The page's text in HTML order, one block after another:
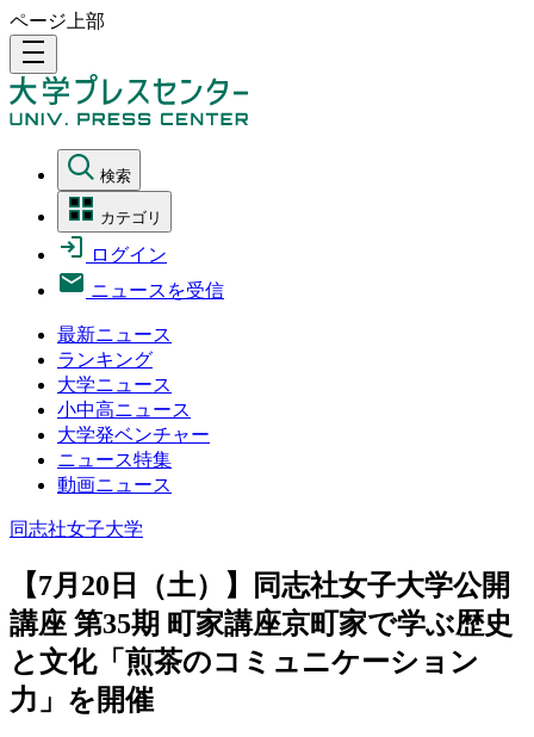
ページ上部
density_medium
検索
カテゴリ
ログイン
ニュースを受信
最新ニュース
ランキング
大学ニュース
小中高ニュース
大学発ベンチャー
ニュース特集
動画ニュース
同志社女子大学
【7月20日（土）】同志社女子大学公開
講座 第35期 町家講座京町家で学ぶ歴史
と文化「煎茶のコミュニケーション
力」を開催